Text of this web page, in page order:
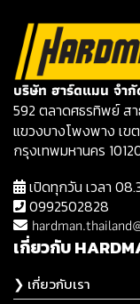
บริษัท ฮาร์ดแมน จำ
592 ตลาดศธรทิพย์ ส
แขวงบางโพงพาง เข
กรุงเทพมหานคร
เปิดทุกวัน เวลา
0992502828
เกี่ยวกับ
❯ เกี่ยวกับเรา